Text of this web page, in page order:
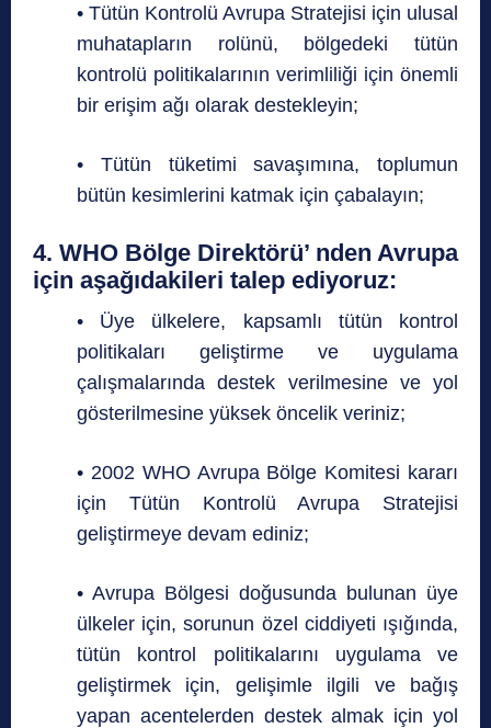
• Tütün Kontrolü Avrupa Stratejisi için ulusal
muhatapların rolünü, bölgedeki tütün
kontrolü politikalarının verimliliği için önemli
bir erişim ağı olarak destekleyin;
• Tütün tüketimi savaşımına, toplumun
bütün kesimlerini katmak için çabalayın;
4. WHO Bölge Direktörü’ nden Avrupa
için aşağıdakileri talep ediyoruz:
• Üye ülkelere, kapsamlı tütün kontrol
politikaları geliştirme ve uygulama
çalışmalarında destek verilmesine ve yol
gösterilmesine yüksek öncelik veriniz;
• 2002 WHO Avrupa Bölge Komitesi kararı
için Tütün Kontrolü Avrupa Stratejisi
geliştirmeye devam ediniz;
• Avrupa Bölgesi doğusunda bulunan üye
ülkeler için, sorunun özel ciddiyeti ışığında,
tütün kontrol politikalarını uygulama ve
geliştirmek için, gelişimle ilgili ve bağış
yapan acentelerden destek almak için yol